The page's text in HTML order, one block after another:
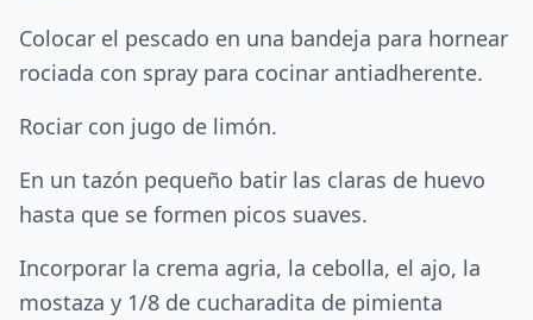
Colocar el pescado en una bandeja para hornear
rociada con spray para cocinar antiadherente.
Rociar con jugo de limón.
En un tazón pequeño batir las claras de huevo
hasta que se formen picos suaves.
Incorporar la crema agria, la cebolla, el ajo, la
mostaza y 1/8 de cucharadita de pimienta